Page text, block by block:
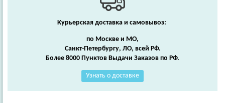
Курьерская доставка и самовывоз:
по Москве и МО,
Санкт-Петербургу, ЛО, всей РФ.
Более 8000 Пунктов Выдачи Заказов по РФ.
Узнать о доставке